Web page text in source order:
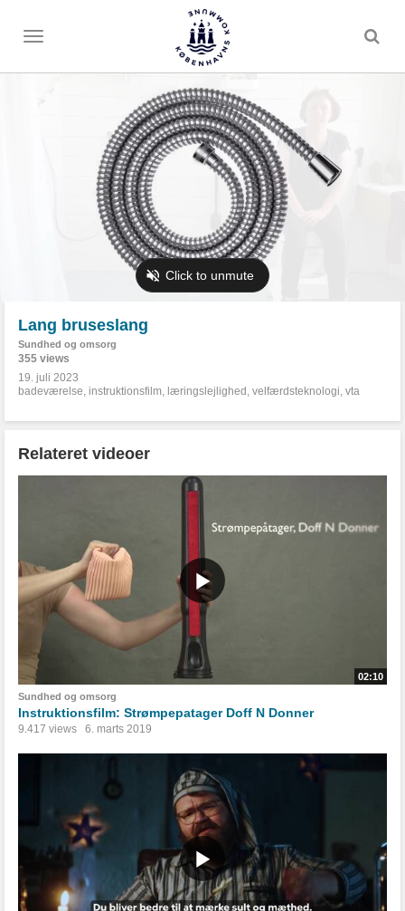
Toggle
Lang bruseslang
Sundhed og omsorg
355 views
19. juli 2023
badeværelse, instruktionsfilm, læringslejlighed , velfærdsteknologi, vta
Relateret videoer
02:10
Sundhed og omsorg
Instruktionsfilm: Strømpepatager Doff N Donner
9.417 views 6. marts 2019